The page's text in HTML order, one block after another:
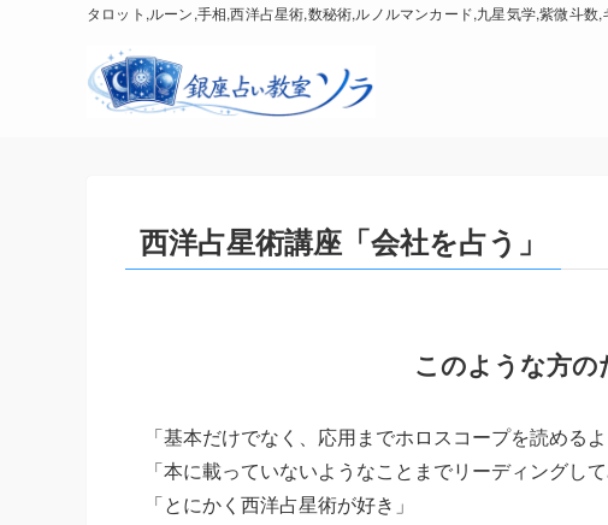
タロット,ルーン,手相,西洋占星術,数秘術,ルノルマンカード,九星気学,紫微斗数
西洋占星術講座「会社を占う」
このような方
「基本だけでなく、応用までホロスコープを読める
「本に載っていないようなことまでリーディングして
「とにかく西洋占星術が好き」